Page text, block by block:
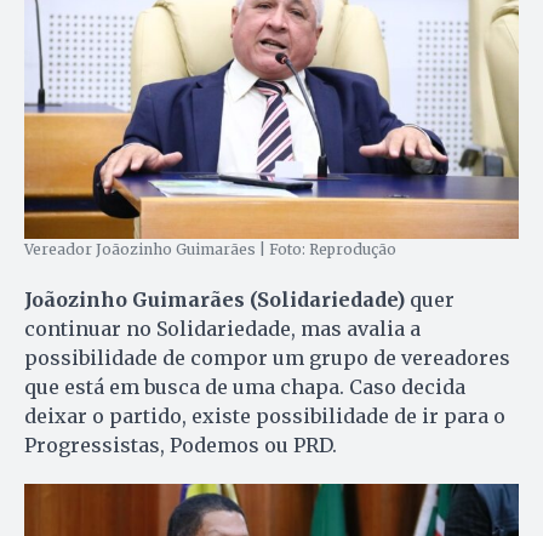
Vereador Joãozinho Guimarães | Foto: Reprodução
Joãozinho Guimarães (Solidariedade) quer
continuar no Solidariedade, mas avalia a
possibilidade de compor um grupo de vereadores
que está em busca de uma chapa. Caso decida
deixar o partido, existe possibilidade de ir para o
Progressistas, Podemos ou PRD.